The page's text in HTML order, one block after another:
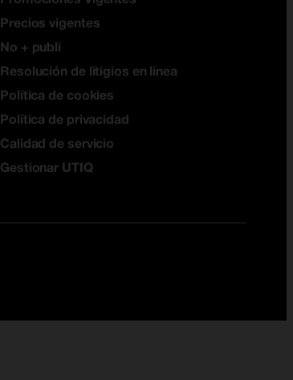
Precios vigentes
No + publi
Resolución de litigios en línea
Política de cookies
Política de privacidad
Calidad de servicio
Gestionar UTIQ